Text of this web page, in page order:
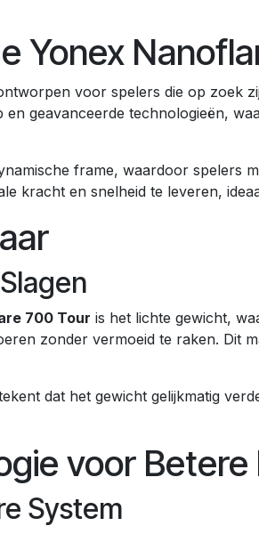
Yonex
voor spelers die op zoek
geavanceerde technologieën,
frame, waardoor spelers
kracht en snelheid te leveren,
700 Tour is het lichte gewicht,
zonder vermoeid te raken.
dat het gewicht gelijkmatig
voor
System